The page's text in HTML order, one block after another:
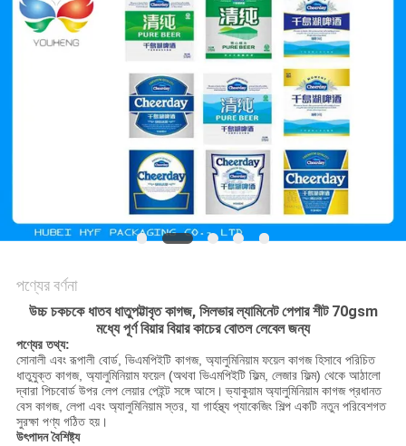
উদ্ধৃতির
জন্য
গোপনীয়তা
পণ্যের বর্ণনা
উচ্চ চকচকে ধাতব ধাতুপট্টাবৃত কাগজ, সিলভার ল্যামিনেট পেপার শীট 70gsm
মধ্যে পূর্ণ বিয়ার বিয়ার কাচের বোতল লেবেল জন্য
পণ্যের তথ্য:
সোনালী এবং রূপালী বোর্ড, ভিএমপিইটি কাগজ, অ্যালুমিনিয়াম ফয়েল কাগজ হিসাবে পরিচিত
ধাতুযুক্ত কাগজ, অ্যালুমিনিয়াম ফয়েল (অথবা ভিএমপিইটি ফিল্ম, লেজার ফিল্ম) থেকে আঠালো
দ্বারা পিচবোর্ড উপর লেপ লেয়ার পেইন্ট সঙ্গে আসে। ভ্যাকুয়াম অ্যালুমিনিয়াম কাগজ প্রধানত
বেস কাগজ, লেপা এবং অ্যালুমিনিয়াম স্তর, যা গার্হস্থ্য প্যাকেজিং শিল্প একটি নতুন পরিবেশগত
সুরক্ষা পণ্য গঠিত হয়।
উৎপাদন বৈশিষ্ট্য